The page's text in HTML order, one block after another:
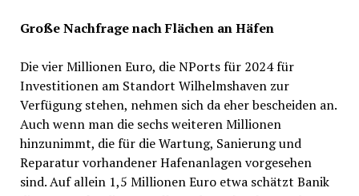
Große Nachfrage nach Flächen an Häfen
Die vier Millionen Euro, die NPorts für 2024 für
Investitionen am Standort Wilhelmshaven zur
Verfügung stehen, nehmen sich da eher bescheiden an.
Auch wenn man die sechs weiteren Millionen
hinzunimmt, die für die Wartung, Sanierung und
Reparatur vorhandener Hafenanlagen vorgesehen
sind. Auf allein 1,5 Millionen Euro etwa schätzt Banik